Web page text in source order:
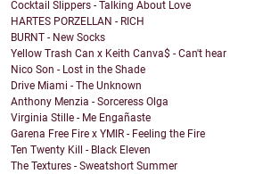
Cocktail Slippers - Talking About Love
HARTES PORZELLAN - RICH
BURNT - New Socks
Yellow Trash Can x Keith Canva$ - Can't hear
Nico Son - Lost in the Shade
Drive Miami - The Unknown
Anthony Menzia - Sorceress Olga
Virginia Stille - Me Engañaste
Garena Free Fire x YMIR - Feeling the Fire
Ten Twenty Kill - Black Eleven
The Textures - Sweatshort Summer